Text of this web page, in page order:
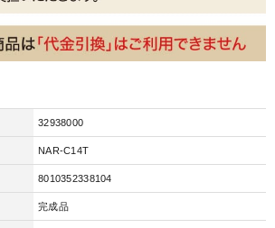
32938000
NAR-C14T
8010352338104
完成品